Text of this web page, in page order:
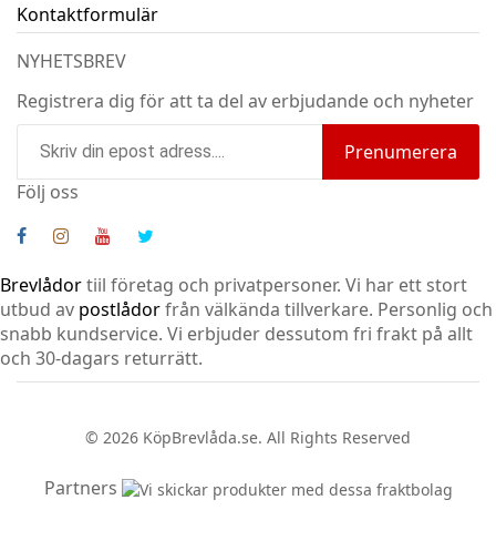
Kontaktformulär
NYHETSBREV
Registrera dig för att ta del av erbjudande och nyheter
Prenumerera
Följ oss
Brevlådortiil företag och privatpersoner. Vi har ett stort
utbud av postlådorfrån välkända tillverkare. Personlig och
snabb kundservice. Vi erbjuder dessutom fri frakt på allt
och 30-dagars returrätt.
© 2026 KöpBrevlåda.se. All Rights Reserved
Partners